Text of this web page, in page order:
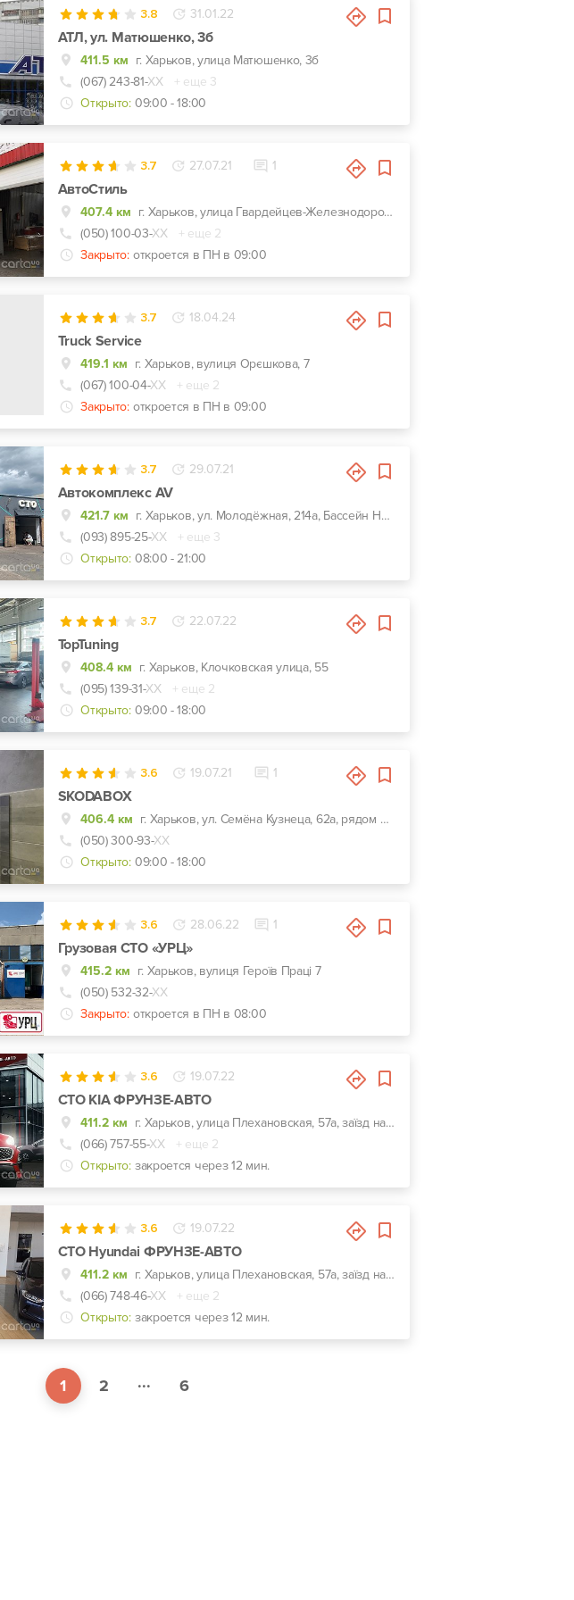
3.8 31.01.22
АТЛ, ул. Матюшенко, 3б
411.5 км г. Харьков, улица Матюшенко, 3б
(067) 243-81-ХХ
+ еще 3
Открыто: 09:00 - 18:00
3.7 27.07.21 1
АвтоСтиль
407.4 км
г. Харьков, улица Гвардейцев-Железнодорожников, 11, Красно-зеленый комплекс СТО-Автомойка-Автомагазин. Недалеко от перекрестка Макдональдс на ЮЖД.
(050) 100-03-ХХ
+ еще 2
Закрыто: откроется в ПН в 09:00
3.7 18.04.24
Truck Service
419.1 км г. Харьков, вулиця Орєшкова, 7
(067) 100-04-ХХ
+ еще 2
Закрыто: откроется в ПН в 09:00
3.7 29.07.21
Автокомплекс AV
421.7 км
г. Харьков, ул. Молодёжная, 214а, Бассейн Нептун
(093) 895-25-ХХ
+ еще 3
Открыто: 08:00 - 21:00
3.7 22.07.22
TopTuning
408.4 км г. Харьков, Клочковская улица, 55
(095) 139-31-ХХ
+ еще 2
Открыто: 09:00 - 18:00
3.6 19.07.21 1
SKODABOX
406.4 км
г. Харьков, ул. Семёна Кузнеца, 62а, рядом Воробьевы горы на Полях и Барс
(050) 300-93-ХХ
Открыто: 09:00 - 18:00
3.6 28.06.22 1
Грузовая СТО «УРЦ»
415.2 км г. Харьков, вулиця Героїв Праці 7
(050) 532-32-ХХ
Закрыто: откроется в ПН в 08:00
3.6 19.07.22
СТО KIA ФРУНЗЕ-АВТО
411.2 км
г. Харьков, улица Плехановская, 57а, заїзд навпроти центрального входу Металіст
(066) 757-55-ХХ
+ еще 2
Открыто: закроется через 12 мин.
3.6 19.07.22
СТО Hyundai ФРУНЗЕ-АВТО
411.2 км
г. Харьков, улица Плехановская, 57а, заїзд навпроти центрального входу Металіст
(066) 748-46-ХХ
+ еще 2
Открыто: закроется через 12 мин.
1 2 ... 6